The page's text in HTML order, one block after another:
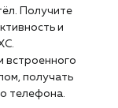
Получите
и
встроенного
получать
телефона.